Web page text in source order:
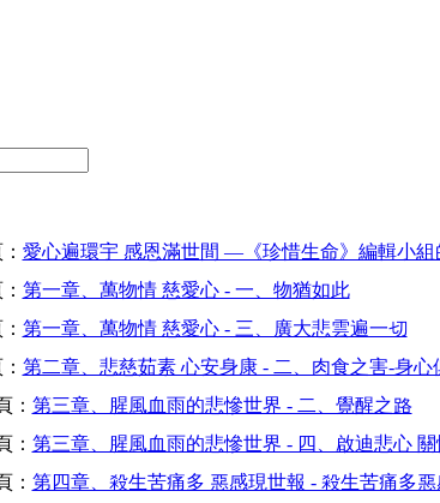
愛心遍環宇 感恩滿世間 —《珍惜生命》編輯小組
第一章、萬物情 慈愛心 - 一、物猶如此
第一章、萬物情 慈愛心 - 三、廣大悲雲遍一切
第二章、悲慈茹素 心安身康 - 二、肉食之害-身心
： 第三章、腥風血雨的悲慘世界 - 二、覺醒之路
： 第三章、腥風血雨的悲慘世界 - 四、啟迪悲心
： 第四章、殺生苦痛多 惡感現世報 - 殺生苦痛多惡